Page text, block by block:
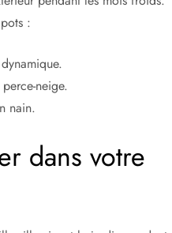
:
neige.
nain.
dans votre